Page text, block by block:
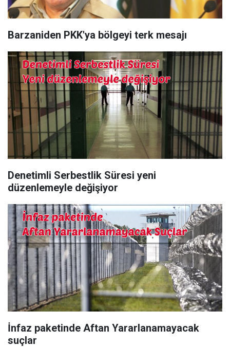
Barzaniden PKK'ya bölgeyi terk mesajı
Denetimli Serbestlik Süresi yeni
düzenlemeyle değişiyor
İnfaz paketinde Aftan Yararlanamayacak
suçlar